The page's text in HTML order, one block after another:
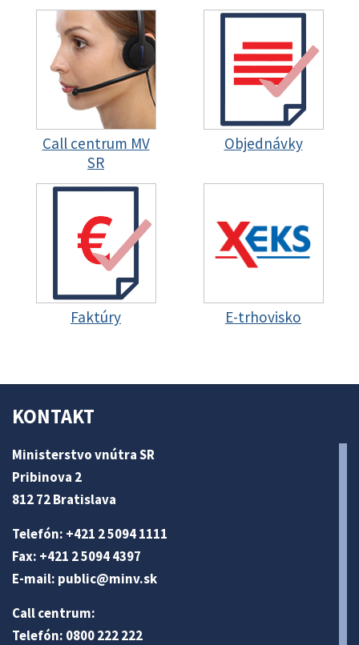
Call centrum MV
SR
Objednávky
Faktúry E-trhovisko
KONTAKT
Ministerstvo vnútra SR
Pribinova 2
812 72 Bratislava
Telefón: +421 2 5094 1111
Fax: +421 2 5094 4397
E-mail: public@minv.sk
Call centrum:
Telefón: 0800 222 222